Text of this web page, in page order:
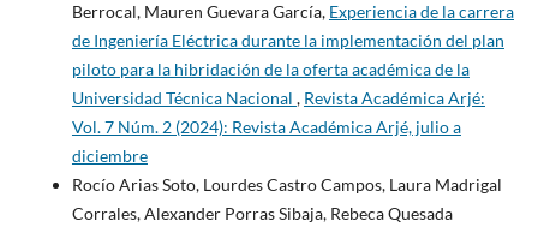
Berrocal, Mauren Guevara García, Experiencia de la carrera
de Ingeniería Eléctrica durante la implementación del plan
piloto para la hibridación de la oferta académica de la
Universidad Técnica Nacional , Revista Académica Arjé:
Vol. 7 Núm. 2 (2024): Revista Académica Arjé, julio a
diciembre
Rocío Arias Soto, Lourdes Castro Campos, Laura Madrigal
Corrales, Alexander Porras Sibaja, Rebeca Quesada